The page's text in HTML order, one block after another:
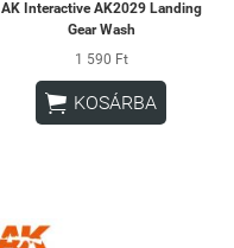
AK Interactive AK2029 Landing
Gear Wash
1 590 Ft
 KOSÁRBA